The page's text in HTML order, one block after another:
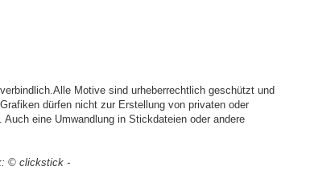
Motive sind urheberrechtlich geschützt und
dürfen nicht zur Erstellung von privaten oder
eine Umwandlung in Stickdateien oder andere
© clickstick -